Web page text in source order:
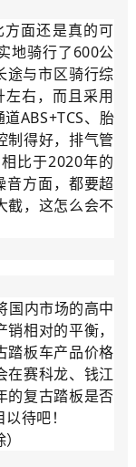
面还是真的可
地骑行了600公
途与市区骑行综
右，而且采用
ABS+TCS、胎
制得好，排气管
比于2020年的
方面，都要超
截，这怎么会不
内市场的高中
相对的平衡，
踏板车产品价格
在赛科龙、钱江
的复古踏板是否
待吧！